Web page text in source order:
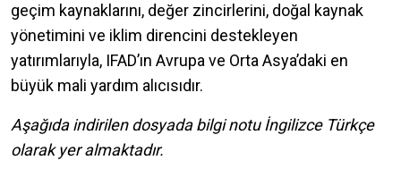
geçim kaynaklarını, değer zincirlerini, doğal kaynak
yönetimini ve iklim direncini destekleyen
yatırımlarıyla, IFAD’ın Avrupa ve Orta Asya’daki en
büyük mali yardım alıcısıdır.
Aşağıda indirilen dosyada bilgi notu İngilizce Türkçe
olarak yer almaktadır.